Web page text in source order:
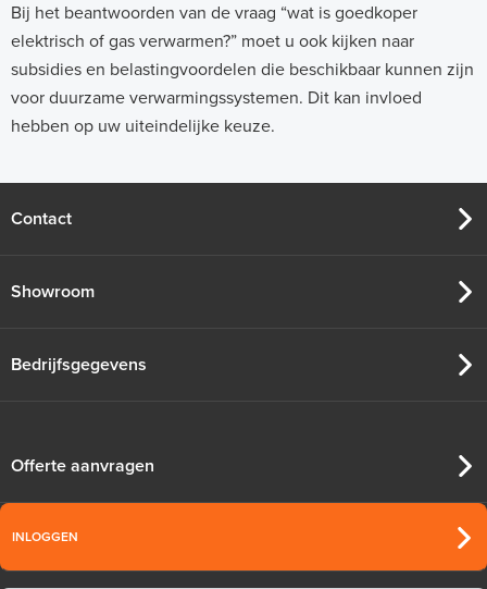
Bij het beantwoorden van de vraag “wat is goedkoper
elektrisch of gas verwarmen?” moet u ook kijken naar
subsidies en belastingvoordelen die beschikbaar kunnen zijn
voor duurzame verwarmingssystemen. Dit kan invloed
hebben op uw uiteindelijke keuze.
Contact
Showroom
Bedrijfsgegevens
Offerte aanvragen
INLOGGEN